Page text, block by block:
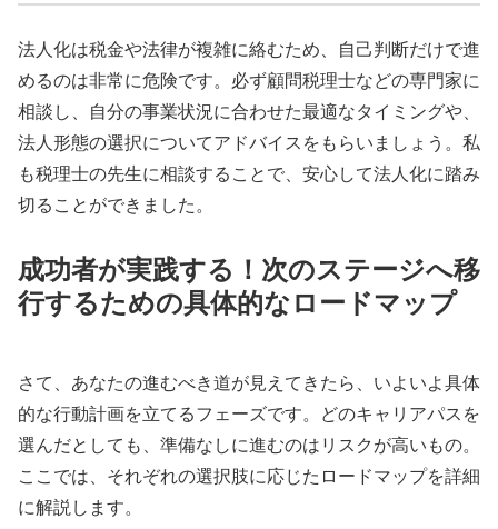
法人化は税金や法律が複雑に絡むため、自己判断だけで進
めるのは非常に危険です。必ず顧問税理士などの専門家に
相談し、自分の事業状況に合わせた最適なタイミングや、
法人形態の選択についてアドバイスをもらいましょう。私
も税理士の先生に相談することで、安心して法人化に踏み
切ることができました。
成功者が実践する！次のステージへ移
行するための具体的なロードマップ
さて、あなたの進むべき道が見えてきたら、いよいよ具体
的な行動計画を立てるフェーズです。どのキャリアパスを
選んだとしても、準備なしに進むのはリスクが高いもの。
ここでは、それぞれの選択肢に応じたロードマップを詳細
に解説します。